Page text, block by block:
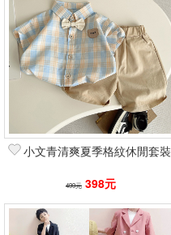
100
110 120
150
小文青清爽夏季格紋休閒套裝
499元 398元